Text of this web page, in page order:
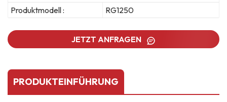
Produktmodell :
RG1250
JETZT ANFRAGEN
PRODUKTEINFÜHRUNG